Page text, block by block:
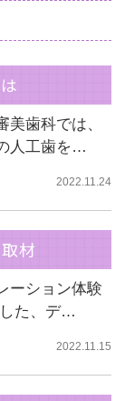
歯科では、
人工歯を…
2022.11.24
材
ーション体験
た、デ…
2022.11.15